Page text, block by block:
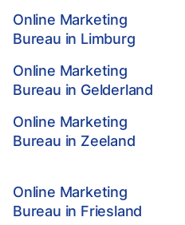
Online Marketing
Bureau in Limburg
Online Marketing
Bureau in Gelderland
Online Marketing
Bureau in Zeeland
Online Marketing
Bureau in Friesland